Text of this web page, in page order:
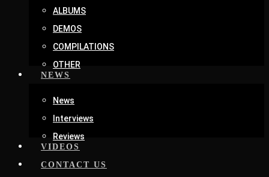
ALBUMS
DEMOS
COMPILATIONS
OTHER
NEWS
News
Interviews
Reviews
VIDEOS
CONTACT US